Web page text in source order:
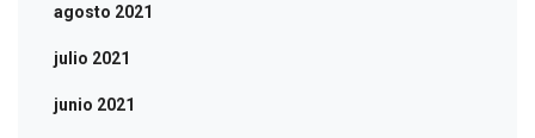
agosto 2021
julio 2021
junio 2021